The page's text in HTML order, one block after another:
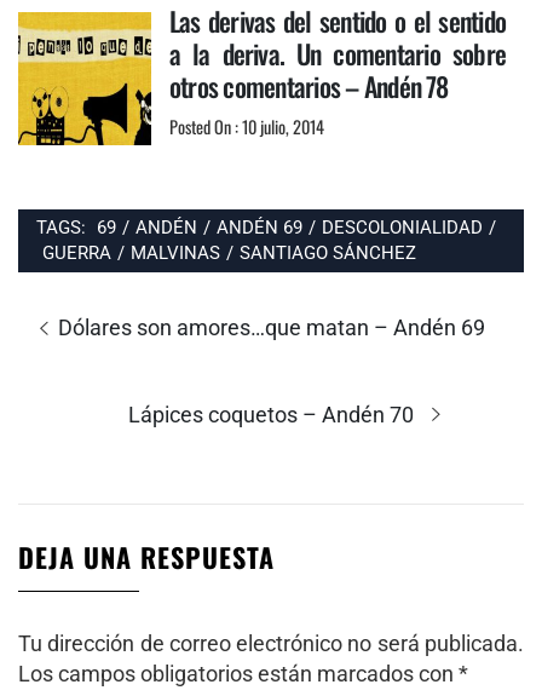
Las derivas del sentido o el sentido
a la deriva. Un comentario sobre
otros comentarios – Andén 78
Posted On : 10 julio, 2014
TAGS: 69 / ANDÉN / ANDÉN 69 / DESCOLONIALIDAD /
GUERRA / MALVINAS / SANTIAGO SÁNCHEZ
Entrada
Dólares son amores…que matan – Andén 69
Entrada
Lápices coquetos – Andén 70
DEJA UNA RESPUESTA
Tu dirección de correo electrónico no será publicada.
Los campos obligatorios están marcados con *